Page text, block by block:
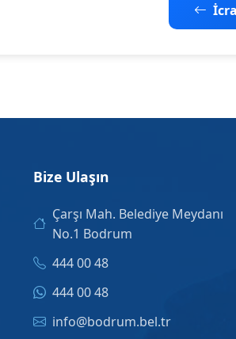
Bize Ulaşın
Çarşı Mah. Belediye Meydanı
No.1 Bodrum
444 00 48
444 00 48
info@bodrum.bel.tr